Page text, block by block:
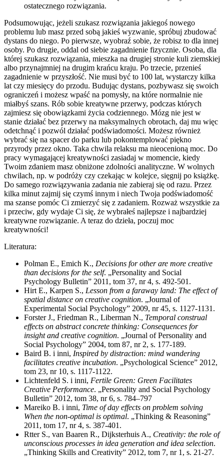
ostatecznego rozwiązania.
Podsumowując, jeżeli szukasz rozwiązania jakiegoś nowego
problemu lub masz przed sobą jakieś wyzwanie, spróbuj zbudować
dystans do niego. Po pierwsze, wyobraź sobie, że robisz to dla innej
osoby. Po drugie, oddal od siebie zagadnienie fizycznie. Osoba, dla
której szukasz rozwiązania, mieszka na drugiej stronie kuli ziemskiej
albo przynajmniej na drugim krańcu kraju. Po trzecie, przenieś
zagadnienie w przyszłość. Nie musi być to 100 lat, wystarczy kilka
lat czy miesięcy do przodu. Budując dystans, pozbywasz się swoich
ograniczeń i możesz wpaść na pomysły, na które normalnie nie
miałbyś szans. Rób sobie kreatywne przerwy, podczas których
zajmiesz się obowiązkami życia codziennego. Mózg nie jest w
stanie działać bez przerwy na maksymalnych obrotach, daj mu więc
odetchnąć i pozwól działać podświadomości. Możesz również
wybrać się na spacer do parku lub pokontemplować piękno
przyrody przez okno. Taka chwila relaksu ma nieocenioną moc. Do
pracy wymagającej kreatywności zasiadaj w momencie, kiedy
Twoim zdaniem masz obniżone zdolności analityczne. W wolnych
chwilach, np. w podróży czy czekając w kolejce, sięgnij po książkę.
Do samego rozwiązywania zadania nie zabieraj się od razu. Przez
kilka minut zajmij się czymś innym i niech Twoja podświadomość
ma szanse pomóc Ci zmierzyć się z zadaniem. Rozważ wszystkie za
i przeciw, gdy wydaje Ci się, że wybrałeś najlepsze i najbardziej
kreatywne rozwiązanie. A teraz do dzieła, poczuj moc
kreatywności!
Literatura:
Polman E., Emich K., Decisions for other are more creative
than decisions for the self. „Personality and Social
Psychology Bulletin” 2011, tom 37, nr 4, s. 492-501.
Hirt E., Karpen S., Lesson from a faraway land: The effect of
spatial distance on creative cognition. „Journal of
Experimental Social Psychology” 2009, nr 45, s. 1127-1131.
Forster J., Friedman R., Liberman N., Temporal construal
effects on abstract concrete thinking: Consequences for
insight and creative cognition. „Journal of Personality and
Social Psychology” 2004, tom 87, nr 2, s. 177-189.
Baird B. i inni, Inspired by distraction: mind wandering
facilitates creative incubation. „Psychological Science” 2012,
tom 23, nr 10, s. 1117-1122.
Lichtenfeld S. i inni, Fertile Green: Green Facilitates
Creative Performance. „Personality and Social Psychology
Bulletin” 2012, tom 38, nr 6, s. 784–797
Mareiko B. i inni, Time of day effects on problem solving
When the non-optimal is optimal. „Thinking & Reasoning”
2011, tom 17, nr 4, s. 387-401.
Rtter S., van Baaren R., Dijksterhuis A., Creativity: the role of
unconscious processes in idea generation and idea selection.
„Thinking Skills and Creativity” 2012, tom 7, nr 1, s. 21-27.